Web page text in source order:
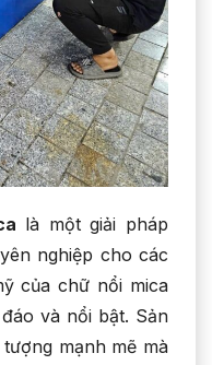
là một giải pháp
nghiệp cho các
của chữ nổi mica
và nổi bật. Sản
mạnh mẽ mà